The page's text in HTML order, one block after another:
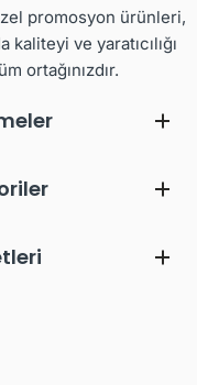
promosyon ürünleri,
kaliteyi ve yaratıcılığı
ortağınızdır.